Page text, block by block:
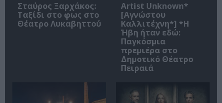
Σταύρος Ξαρχάκος:
Ταξίδι στο φως στο
Θέατρο Λυκαβηττού
Artist Unknown*
[Αγνώστου
Καλλιτέχνη*] *Η
Ήβη ήταν εδώ:
Παγκόσμια
πρεμιέρα στο
Δημοτικό Θέατρο
Πειραιά